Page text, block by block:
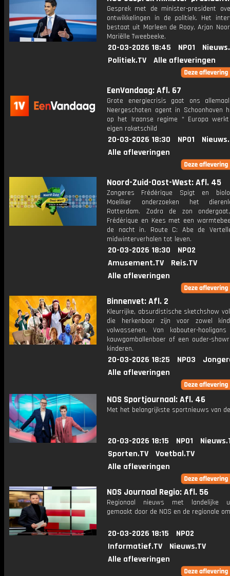
Gesprek met de minister-president
ontwikkelingen in de politiek. Het
bestaat uit Marleen de Rooy, Arjan
Mariëlle Tweebeeke.
20-03-2026 18:45 NPO1
Politiek.TV
Alle afleveringen
EenVandaag: Afl. 67
Grote energiecrisis gaat ons
Neergeschoten agent in Schoonhoven
op het Iraanse regime * Europa
eigen raketschild
20-03-2026 18:30 NPO1
Alle afleveringen
Noord-Zuid-Oost-West: Afl. 45
Zangeres Frédérique Spigt en
Moeliker onderzoeken het
Rotterdam. Zodra de zon
Frédérique en Kees met een
de nacht in. Route C: Abe de
midwinterverhalen tot leven.
20-03-2026 18:30
NPO2
Amusement.TV
Reis.TV
Alle afleveringen
Binnenvet: Afl. 2
Kleurrijke, absurdistische sketchshow
die herkenbaar zijn voor zowel
volwassenen. Van kabouter-
kauwgomballenboer of een ouder-
kinderen.
20-03-2026 18:25 NPO3
Alle afleveringen
NOS Sportjournaal: Afl. 46
Met het belangrijkste sportnieuws van
20-03-2026 18:15 NPO1
Sporten.TV
Voetbal.TV
Alle afleveringen
NOS Journaal Regio: Afl. 56
Regionaal nieuws met landelijke
gemaakt door de NOS en de regionale
20-03-2026 18:15
NPO2
Informatief.TV
Nieuws.TV
Alle afleveringen